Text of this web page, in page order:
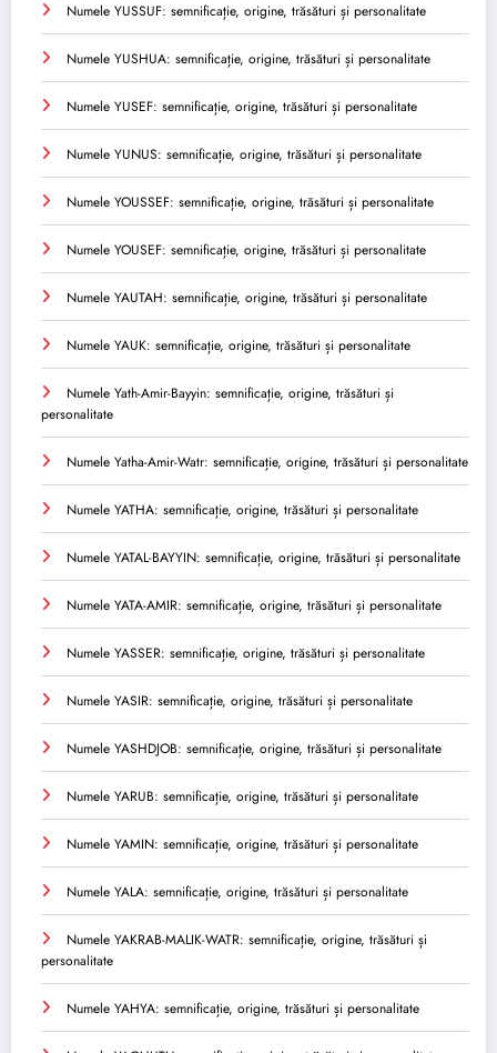
Numele YUSSUF: semnificație, origine, trăsături și personalitate
Numele YUSHUA: semnificație, origine, trăsături și personalitate
Numele YUSEF: semnificație, origine, trăsături și personalitate
Numele YUNUS: semnificație, origine, trăsături și personalitate
Numele YOUSSEF: semnificație, origine, trăsături și personalitate
Numele YOUSEF: semnificație, origine, trăsături și personalitate
Numele YAUTAH: semnificație, origine, trăsături și personalitate
Numele YAUK: semnificație, origine, trăsături și personalitate
Numele Yath-Amir-Bayyin: semnificație, origine, trăsături și
personalitate
Numele Yatha-Amir-Watr: semnificație, origine, trăsături și personalitate
Numele YATHA: semnificație, origine, trăsături și personalitate
Numele YATAL-BAYYIN: semnificație, origine, trăsături și personalitate
Numele YATA-AMIR: semnificație, origine, trăsături și personalitate
Numele YASSER: semnificație, origine, trăsături și personalitate
Numele YASIR: semnificație, origine, trăsături și personalitate
Numele YASHDJOB: semnificație, origine, trăsături și personalitate
Numele YARUB: semnificație, origine, trăsături și personalitate
Numele YAMIN: semnificație, origine, trăsături și personalitate
Numele YALA: semnificație, origine, trăsături și personalitate
Numele YAKRAB-MALIK-WATR: semnificație, origine, trăsături și
personalitate
Numele YAHYA: semnificație, origine, trăsături și personalitate